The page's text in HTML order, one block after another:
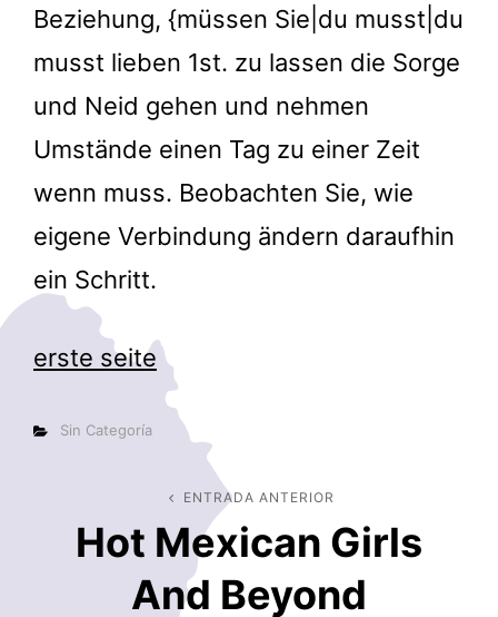
Beziehung, {müssen Sie|du musst|du
musst lieben 1st. zu lassen die Sorge
und Neid gehen und nehmen
Umstände einen Tag zu einer Zeit
wenn muss. Beobachten Sie, wie
eigene Verbindung ändern daraufhin
ein Schritt.
erste seite
Categorías
Sin Categoría
Navegación Entrada
anterior
ENTRADA ANTERIOR
Hot Mexican Girls
And Beyond